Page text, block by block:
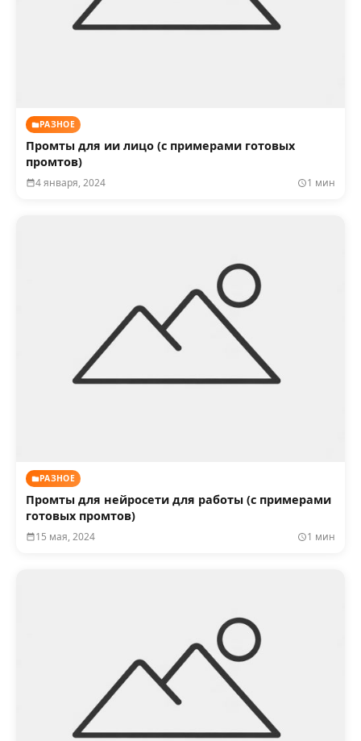
РАЗНОЕ
Промты для ии лицо (с примерами готовых
промтов)
4 января, 2024 1 мин
РАЗНОЕ
Промты для нейросети для работы (с примерами
готовых промтов)
15 мая, 2024 1 мин